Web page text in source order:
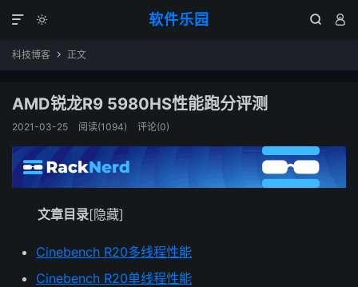
软件乐园 
 

科技博客  正文
AMD锐龙R9 5980HS性能跑分评测
2021-03-25 阅读(1094) 评论(0)
文章目录[隐藏]
Cinebench R20多线程性能
Cinebench R20单线程性能